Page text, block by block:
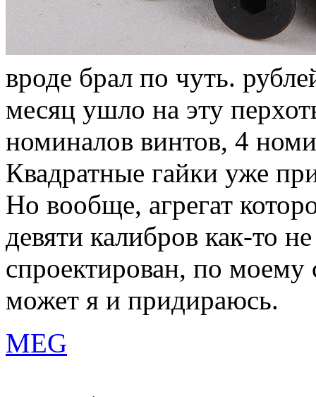
вроде брал по чуть.
месяц ушло на эту
номиналов винтов, 4
Квадратные гайки уже
Но вообще, агрегат
девяти калибров как-то
спроектирован, по
может я и придираюсь.
MEG